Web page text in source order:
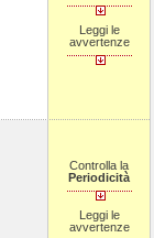
Leggi le
avvertenze
Controlla la
Periodicità
Leggi le
avvertenze